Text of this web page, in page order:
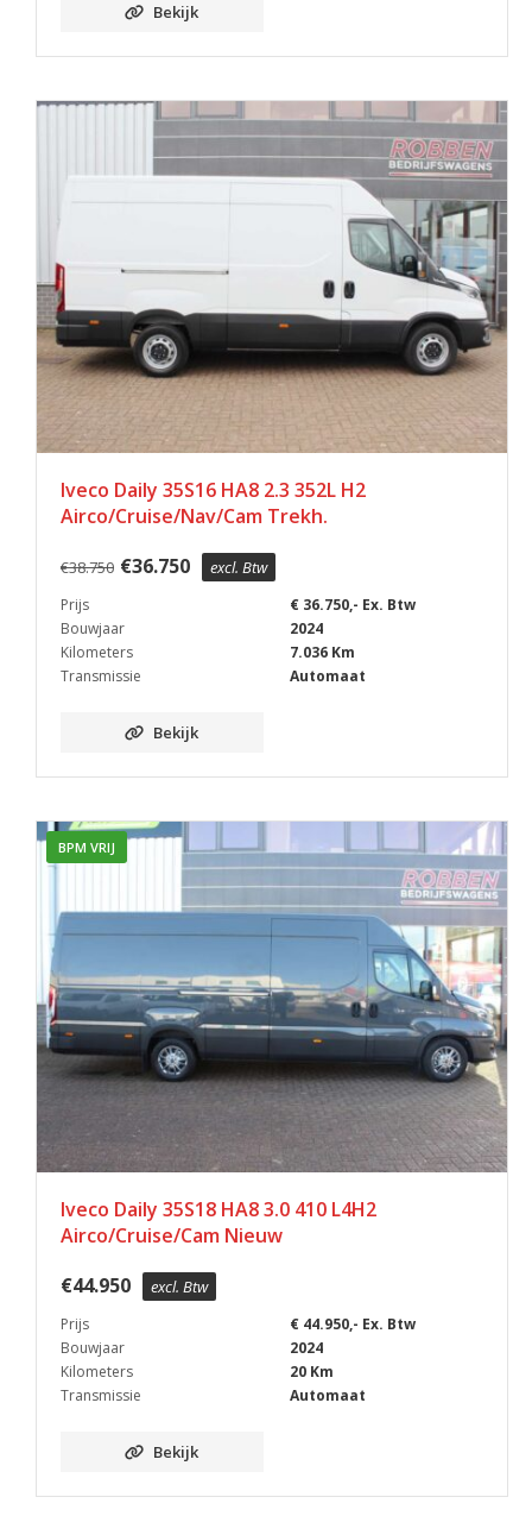
Bekijk
Iveco Daily 35S16 HA8 2.3 352L H2
Airco/Cruise/Nav/Cam Trekh.
€38.750 €36.750 excl. Btw
Prijs
€ 36.750,- Ex. Btw
Bouwjaar
2024
Kilometers
7.036 Km
Transmissie
Automaat
Bekijk
BPM VRIJ
Iveco Daily 35S18 HA8 3.0 410 L4H2
Airco/Cruise/Cam Nieuw
€44.950 excl. Btw
Prijs
€ 44.950,- Ex. Btw
Bouwjaar
2024
Kilometers
20 Km
Transmissie
Automaat
Bekijk